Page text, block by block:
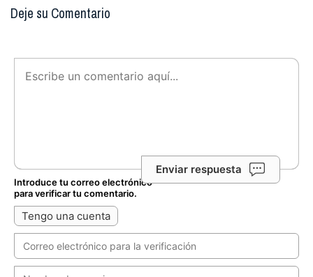
Deje su Comentario
Enviar respuesta
Introduce tu correo electrónico
para verificar tu comentario.
Tengo una cuenta